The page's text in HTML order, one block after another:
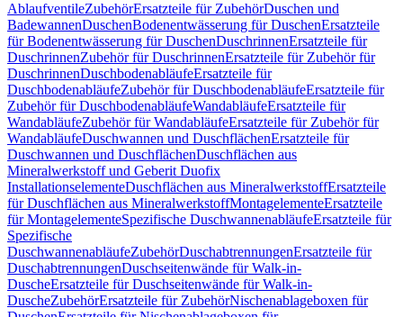
AblaufventileZubehörErsatzteile für ZubehörDuschen und
BadewannenDuschenBodenentwässerung für DuschenErsatzteile
für Bodenentwässerung für DuschenDuschrinnenErsatzteile für
DuschrinnenZubehör für DuschrinnenErsatzteile für Zubehör für
DuschrinnenDuschbodenabläufeErsatzteile für
DuschbodenabläufeZubehör für DuschbodenabläufeErsatzteile für
Zubehör für DuschbodenabläufeWandabläufeErsatzteile für
WandabläufeZubehör für WandabläufeErsatzteile für Zubehör für
WandabläufeDuschwannen und DuschflächenErsatzteile für
Duschwannen und DuschflächenDuschflächen aus
Mineralwerkstoff und Geberit Duofix
InstallationselementeDuschflächen aus MineralwerkstoffErsatzteile
für Duschflächen aus MineralwerkstoffMontagelementeErsatzteile
für MontagelementeSpezifische DuschwannenabläufeErsatzteile für
Spezifische
DuschwannenabläufeZubehörDuschabtrennungenErsatzteile für
DuschabtrennungenDuschseitenwände für Walk-in-
DuscheErsatzteile für Duschseitenwände für Walk-in-
DuscheZubehörErsatzteile für ZubehörNischenablageboxen für